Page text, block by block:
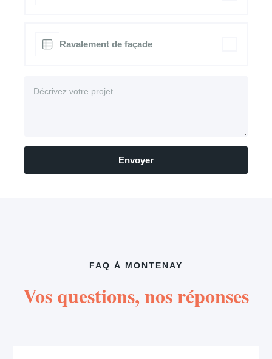
Ravalement de façade
Envoyer
FAQ À MONTENAY
Vos questions, nos réponses